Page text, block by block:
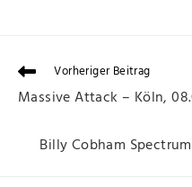
Vorheriger Beitrag
Massive Attack – Köln,
Billy Cobham